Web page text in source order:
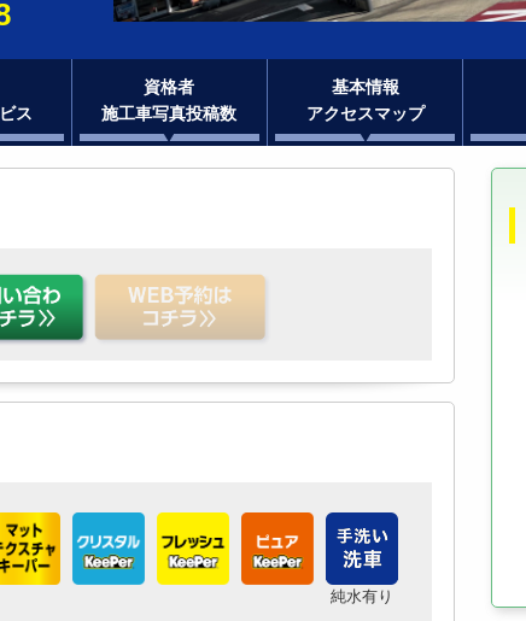
ス
資格者
施工車写真投稿数
基本情報
アクセスマップ
純水有り